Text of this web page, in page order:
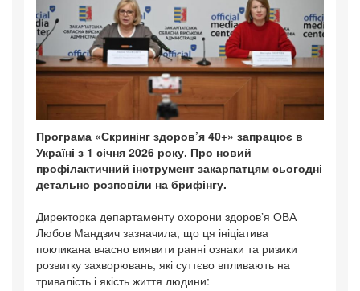
Програма «Скринінг здоров’я 40+» запрацює в
Україні з 1 січня 2026 року. Про новий
профілактичний інструмент закарпатцям сьогодні
детально розповіли на брифінгу.
Директорка департаменту охорони здоровʼя ОВА
Любов Мандзич зазначила, що ця ініціатива
покликана вчасно виявити ранні ознаки та ризики
розвитку захворювань, які суттєво впливають на
тривалість і якість життя людини: